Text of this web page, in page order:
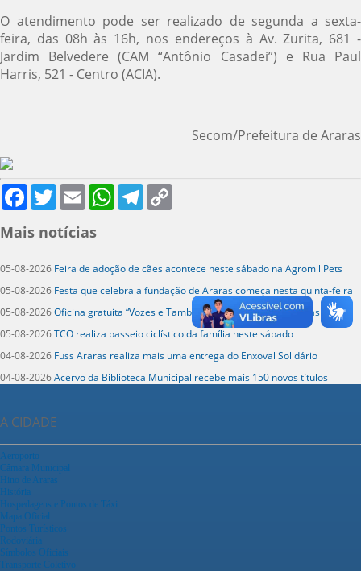
O atendimento pode ser realizado de segunda a sexta-
feira, das 08h às 16h, nos endereços à Av. Zurita, 681 -
Jardim Belvedere (CAM “Antônio Casadei”) e Rua Paul
Harris, 521 - Centro (ACIA).
Secom/Prefeitura de Araras
FacebookTwitter Email WhatsAppTelegram
Mais notícias
05-08-2026 Feira de adoção de cães acontece neste sábado na Agromil Pets
05-08-2026 Festa que celebra a fundação de Araras começa nesta quinta-feira
05-08-2026Oficina gratuita “Vozes e Tambores” tem inscrições abertas
05-08-2026TCO realiza passeio ciclístico da família neste sábado
04-08-2026 Fuss Araras realiza mais uma entrega do Enxoval Solidário
04-08-2026Acervo da Biblioteca Municipal recebe mais 150 novos títulos
A CIDADE
Aeroporto
Câmara Municipal
Hino de Araras
História
Hospedagens e Pontos de Táxi
Mapa Oficial
Pontos Turísticos
Rodoviária
Símbolos Oficiais
Transporte Coletivo